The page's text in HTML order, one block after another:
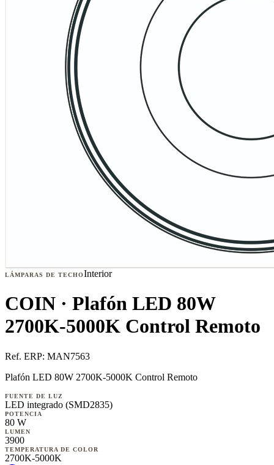
LÁMPARAS DE TECHOInterior
COIN · Plafón LED 80W
2700K-5000K Control Remoto
Ref. ERP: MAN7563
Plafón LED 80W 2700K-5000K Control Remoto
FUENTE DE LUZ
LED integrado (SMD2835)
POTENCIA
80 W
LUMEN
3900
TEMPERATURA DE COLOR
2700K-5000K